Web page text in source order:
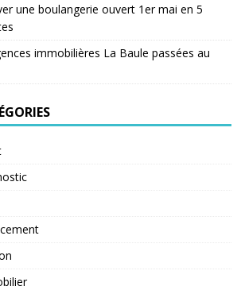
une boulangerie ouvert 1er mai en 5
immobilières La Baule passées au